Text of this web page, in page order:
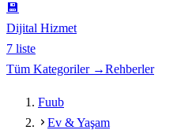
💾
Dijital Hizmet
7 liste
Tüm Kategoriler →Rehberler
Fuub
Ev & Yaşam